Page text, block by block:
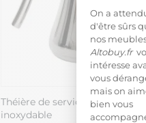
On a
d'être sûrs
nos
Altobuy.fr
intéresse
vous
mais on
bien vous
Théière de service 1,25L avec
inoxydable